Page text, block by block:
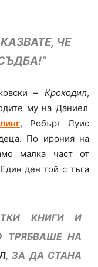
ЧЕ
– Крокодил,
му на Даниел
, Робърт Луис
По ирония на
малка част от
ден той с тъга
КНИГИ И
ТРЯБВАШЕ НА
, ЗА ДА СТАНА